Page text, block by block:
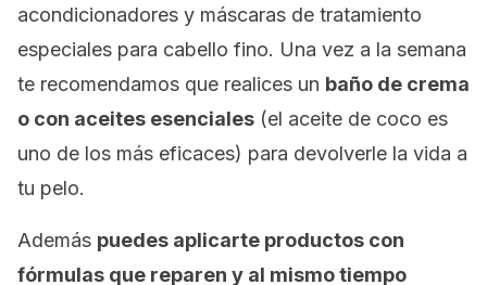
acondicionadores y máscaras de tratamiento
especiales para cabello fino. Una vez a la semana
te recomendamos que realices un baño de crema
o con aceites esenciales (el aceite de coco es
uno de los más eficaces) para devolverle la vida a
tu pelo.
Además puedes aplicarte productos con
fórmulas que reparen y al mismo tiempo